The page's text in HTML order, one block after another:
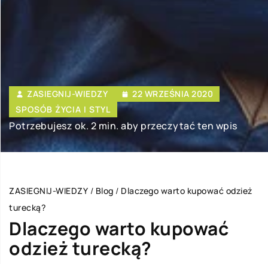
ZASIEGNIJ-WIEDZY
22 WRZEŚNIA 2020
SPOSÓB ŻYCIA I STYL
Potrzebujesz ok. 2 min. aby przeczytać ten wpis
ZASIEGNIJ-WIEDZY / Blog / Dlaczego warto kupować odzież
turecką?
Dlaczego warto kupować
odzież turecką?